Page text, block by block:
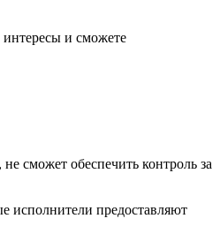
интересы и сможете
сможет обеспечить контроль за
исполнители предоставляют